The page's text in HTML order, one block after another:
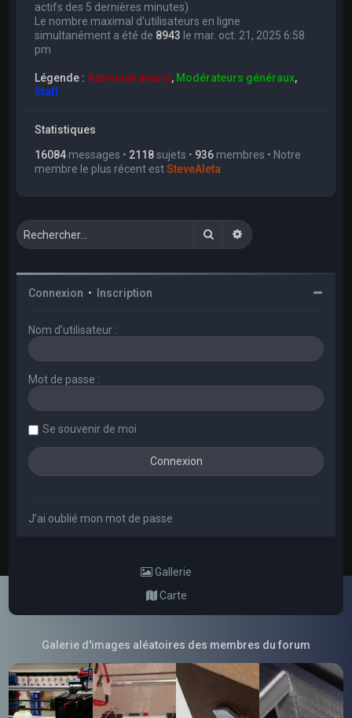
actifs des 5 dernières minutes)
Le nombre maximal d’utilisateurs en ligne
simultanément a été de 8943 le mar. oct. 21, 2025 6:58
pm
Légende :Administrateurs, Modérateurs généraux,
Staff
Statistiques
16084 messages • 2118sujets • 936 membres • Notre
membre le plus récent estSteveAleta
RechercherRecherche avancée
Connexion • Inscription
Nom d’utilisateur :
Mot de passe :
Se souvenir de moi
J’ai oublié mon mot de passe
Gallerie
Carte
Galerie d'images aléatoires des membres du forum